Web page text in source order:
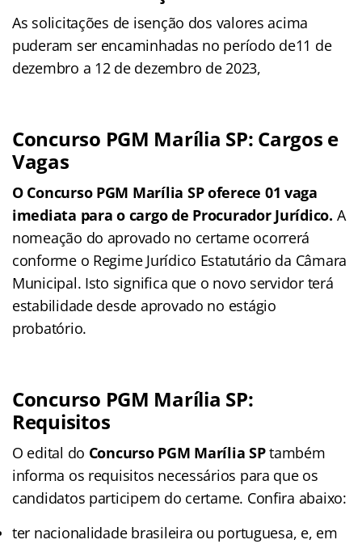
As solicitações de isenção dos valores acima
puderam ser encaminhadas no período de11 de
dezembro a 12 de dezembro de 2023,
Concurso PGM Marília SP: Cargos e
Vagas
O Concurso PGM Marília SP oferece 01 vaga
imediata para o cargo de Procurador Jurídico. A
nomeação do aprovado no certame ocorrerá
conforme o Regime Jurídico Estatutário da Câmara
Municipal. Isto significa que o novo servidor terá
estabilidade desde aprovado no estágio
probatório.
Concurso PGM Marília SP:
Requisitos
O edital do Concurso PGM Marília SPtambém
informa os requisitos necessários para que os
candidatos participem do certame. Confira abaixo:
ter nacionalidade brasileira ou portuguesa, e, em